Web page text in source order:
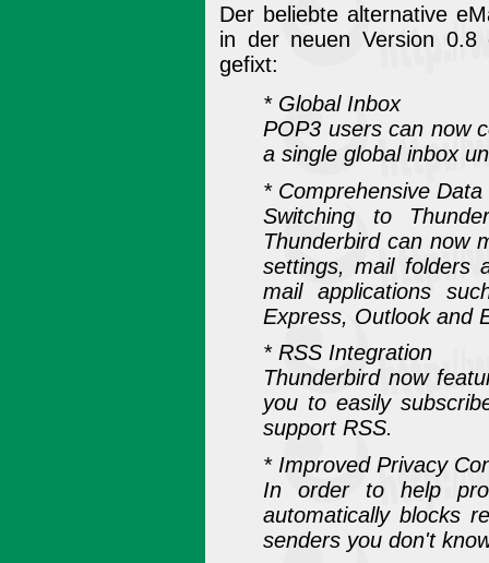
Der beliebte alternative
in der neuen Version 0.8
gefixt:
* Global Inbox
POP3 users can now
a single global inbox
* Comprehensive
Switching to
Thunderbird can now
settings, mail folders
mail applications
Express, Outlook and
* RSS Integration
Thunderbird now
you to easily
support RSS.
* Improved Privacy
In order to help
automatically blocks
senders you don't